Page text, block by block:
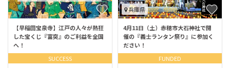
【早稲田宝泉寺】江戸の人々が熱狂
した宝くじ『富突』のご利益を全国
へ！
SUCCESS
兵庫県
4月11日（土）赤穂市大石神社で開
催の『義士ランタン祭り』に参加く
ださい！
FUNDED